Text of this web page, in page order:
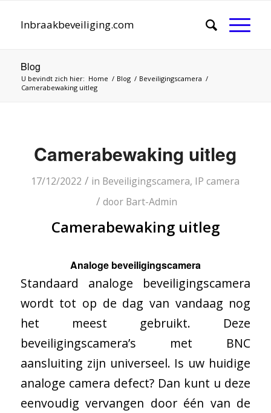
Inbraakbeveiliging.com
Blog
U bevindt zich hier: Home / Blog / Beveiligingscamera /
Camerabewaking uitleg
Camerabewaking uitleg
17/12/2022 / in Beveiligingscamera, IP camera
/ door Bart-Admin
Camerabewaking uitleg
Analoge beveiligingscamera
Standaard analoge beveiligingscamera
wordt tot op de dag van vandaag nog
het meest gebruikt. Deze
beveiligingscamera’s met BNC
aansluiting zijn universeel. Is uw huidige
analoge camera defect? Dan kunt u deze
eenvoudig vervangen door één van de